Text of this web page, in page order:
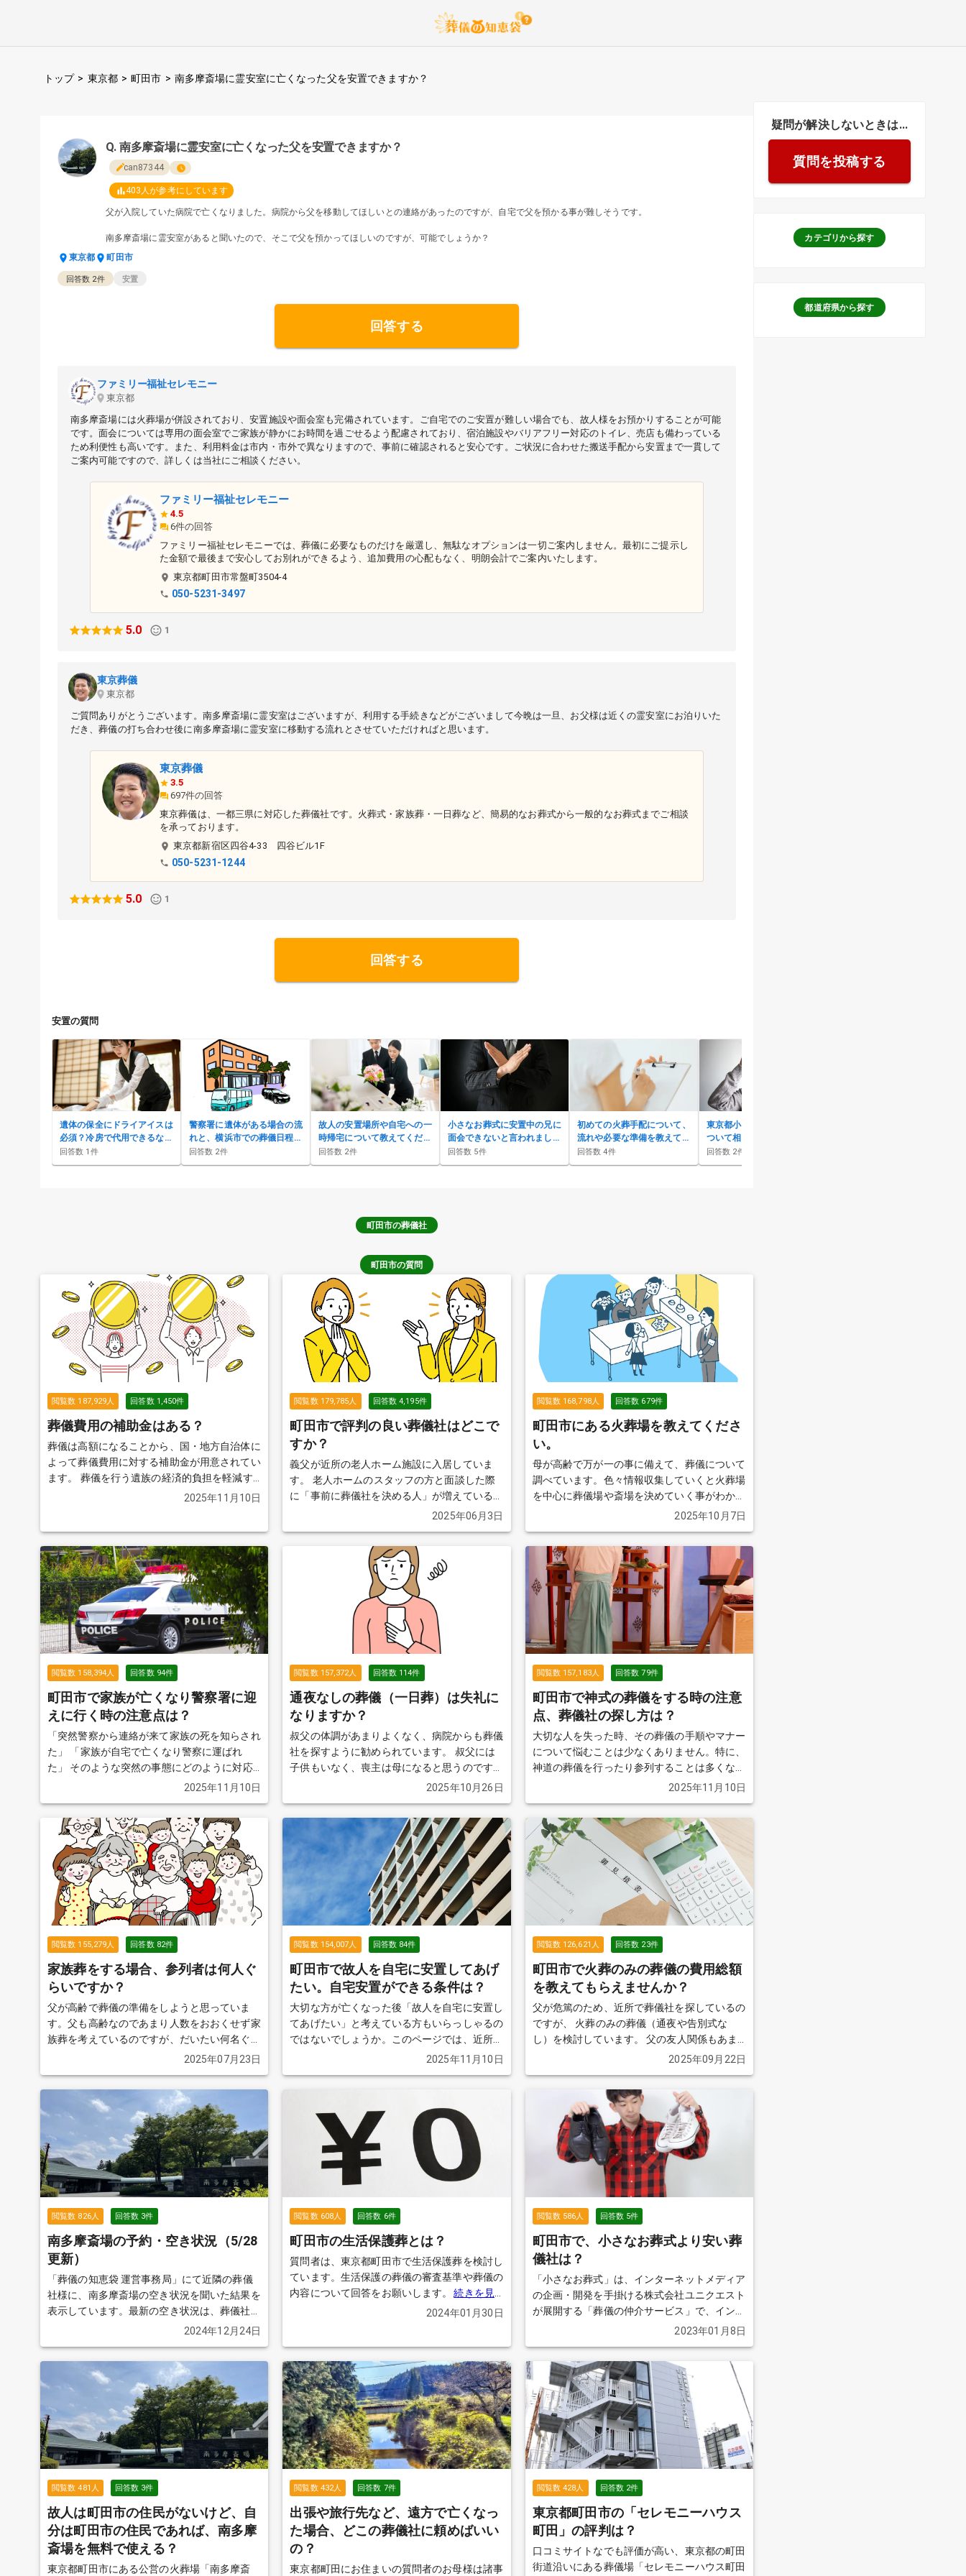
トップ > 東京都 > 町田市 > 南多摩斎場に霊安室に亡くなった父を安置できますか？
南多摩斎場に霊安室に亡くなった父を安置できますか？
can87344
403 人が参考にしています
父が入院していた病院で亡くなりました。病院から父を移動してほしいとの連絡があったのですが、自宅で父を預かる事が難しそうです。
南多摩斎場に霊安室があると聞いたので、そこで父を預かってほしいのですが、可能でしょうか？
東京都
町田市
回答数 2件 安置
回答する
ファミリー福祉セレモニー
東京都
南多摩斎場には火葬場が併設されており、安置施設や面会室も完備されています。ご自宅でのご安置が難しい場合でも、故人様をお預かりすることが可能
です。面会については専用の面会室でご家族が静かにお時間を過ごせるよう配慮されており、宿泊施設やバリアフリー対応のトイレ、売店も備わっている
ため利便性も高いです。また、利用料金は市内・市外で異なりますので、事前に確認されると安心です。ご状況に合わせた搬送手配から安置まで一貫して
ご案内可能ですので、詳しくは当社にご相談ください。
ファミリー福祉セレモニー
4.5
6件の回答
ファミリー福祉セレモニーでは、葬儀に必要なものだけを厳選し、無駄なオプションは一切ご案内しません。最初にご提示し
た金額で最後まで安心してお別れができるよう、追加費用の心配もなく、明朗会計でご案内いたします。
東京都町田市常盤町3504-4
050-5231-3497
5.0 1
東京葬儀
東京都
ご質問ありがとうございます。南多摩斎場に霊安室はございますが、利用する手続きなどがございまして今晩は一旦、お父様は近くの霊安室にお泊りいた
だき、葬儀の打ち合わせ後に南多摩斎場に霊安室に移動する流れとさせていただければと思います。
東京葬儀
3.5
697件の回答
東京葬儀は、一都三県に対応した葬儀社です。火葬式・家族葬・一日葬など、簡易的なお葬式から一般的なお葬式までご相談
を承っております。
東京都新宿区四谷4-33 四谷ビル1F
050-5231-1244
5.0 1
回答する
安置の質問
遺体の保全にドライアイスは
必須？冷房で代用できるなら
費用を抑えたいのですが…
回答数 1 件
警察署に遺体がある場合の流
れと、横浜市での葬儀日程・
面会について知りたい
回答数 2件
故人の安置場所や自宅への一
時帰宅について教えてくださ
い。
回答数 2件
小さなお葬式に安置中の兄に
面会できないと言われまし
た。
回答数 5件
初めての火葬手配について、
流れや必要な準備を教えてく
ださい。
回答数4件
東京都小平市の生活保護葬に
ついて相談です
回答数 2件
町田市の葬儀社
町田市の質問
閲覧数 187,929人 回答数 1,450件
葬儀費用の補助金はある？
葬儀は高額になることから、国・地方自治体に
よって葬儀費用に対する補助金が用意されてい
ます。 葬儀を行う遺族の経済的負担を軽減す
ることを目的としています。加入している保険
2025年11月10日
閲覧数 179,785人 回答数4,195件
町田市で評判の良い葬儀社はどこで
すか？
義父が近所の老人ホーム施設に入居していま
す。 老人ホームのスタッフの方と面談した際
に「事前に葬儀社を決める人」が増えていると
すが、近所の土地勘がなく困っております。
どなたか、良い葬儀社を2〜3社教えていただ
けませんでしょうか？続きを見る
2025年06月3日
閲覧数 168,798人 回答数 679件
町田市にある火葬場を教えてくださ
い。
母が高齢で万が一の事に備えて、葬儀について
調べています。色々情報収集していくと火葬場
を中心に葬儀場や斎場を決めていく事がわかり
2025年10月7日
閲覧数 158,394人 回答数 94件
町田市で家族が亡くなり警察署に迎
えに行く時の注意点は？
「突然警察から連絡が来て家族の死を知らされ
た」 「家族が自宅で亡くなり警察に運ばれ
た」 そのような突然の事態にどのように対応
したらいいのか分からないという方がおおいの
てご紹介します。続きを見る
2025年11月10日
閲覧数 157,372人 回答数 114件
通夜なしの葬儀（一日葬）は失礼に
なりますか？
叔父の体調があまりよくなく、病院からも葬儀
社を探すように勧められています。 叔父には
子供もいなく、喪主は母になると思うのです
が、あまり調べるのが得意ではないので、娘で
が、母の要望です。 ただ、費用的には精神的
には2日間葬儀をするのはちょっと...という感
じなので、一日葬（通夜なしの葬儀）を考えて
名はいかないと思うのですが、通夜をしないと
失礼になっていまうのでしょうか？続きを見
る
2025年10月26日
閲覧数 157,183人 回答数79件
町田市で神式の葬儀をする時の注意
点、葬儀社の探し方は？
大切な人を失った時、その葬儀の手順やマナー
について悩むことは少なくありません。特に、
神道の葬儀を行ったり参列することは多くな
く、初めて経験する方には戸惑うことも多いで
きを見る
2025年11月10日
閲覧数 155,279人 回答数 82件
家族葬をする場合、参列者は何人ぐ
らいですか？
父が高齢で葬儀の準備をしようと思っていま
す。父も高齢なのであまり人数をおおくせず家
族葬を考えているのですが、だいたい何名ぐら
続きを見る
2025年07月23日
閲覧数 154,007人 回答数 84件
町田市で故人を自宅に安置してあげ
たい。自宅安置ができる条件は？
大切な方が亡くなった後「故人を自宅に安置し
てあげたい」と考えている方もいらっしゃるの
ではないでしょうか。このページでは、近所で
自宅安置ができるかどうかの基準、必要な準備
2025年11月10日
閲覧数 126,621 人 回答数 23件
町田市で火葬のみの葬儀の費用総額
を教えてもらえませんか？
父が危篤のため、近所で葬儀社を探しているの
ですが、 火葬のみの葬儀（通夜や告別式な
し）を検討しています。 父の友人関係もあま
り分からず、私自身も小さい子供がいて出費が
と表示されていた葬儀社を見つけ、見積もりを
依頼したのですが、 実際には総額で35万円ほ
どになりました。 担当者に確認したところ、
火葬場の料金やその他の費用は別途必要になる
とのことで、 結局は思っていたよりも高額に
なってしまい、正直納得がいっていません。
もちろん76,000円だけでできないことは理解
しましたが、 最終的にかかる総額を含め、で
ます。 近所で火葬のみを行った場合の費用総
額の相場や、 実際に利用して良かった葬儀社
があれば教えていただきたいです。 皆さまの
おすすめをぜひ伺いたいです。続きを見る
2025年09月22日
閲覧数 826人 回答数 3件
南多摩斎場の予約・空き状況（5/28
更新）
「葬儀の知恵袋 運営事務局」にて近隣の葬儀
社様に、南多摩斎場の空き状況を聞いた結果を
表示しています。最新の空き状況は、葬儀社様
続きを見る
2024年12月24日
閲覧数 608人 回答数 6件
町田市の生活保護葬とは？
質問者は、東京都町田市で生活保護葬を検討し
ています。生活保護の葬儀の審査基準や葬儀の
内容について回答をお願いします。
続きを見
2024年01月30日
閲覧数 586人 回答数 5件
町田市で、小さなお葬式より安い葬
儀社は？
「小さなお葬式」は、インターネットメディア
の企画・開発を手掛ける株式会社ユニクエスト
が展開する「葬儀の仲介サービス」で、インタ
ーネットを中心に集客と受注に特化し、受注後
いる小さなお葬式ですが、小さなお葬式より安
い葬儀社はあるのでしょうか？ 今回は、町田
市で安い葬儀社をさがしている質問者からの質
問を紹介します。続きを見る
2023年01月8日
閲覧数481 人 回答数 3件
故人は町田市の住民がないけど、自
分は町田市の住民であれば、南多摩
斎場を無料で使える？
東京都町田市にある公営の火葬場「南多摩斎
閲覧数 432人 回答数 7件
出張や旅行先など、遠方で亡くなっ
た場合、どこの葬儀社に頼めばいい
の？
東京都町田にお住まいの質問者のお母様は諸事
閲覧数428人 回答数 2件
東京都町田市の「セレモニーハウス
町田」の評判は？
口コミサイトなでも評価が高い、東京都の町田
街道沿いにある葬儀場「セレモニーハウス町田
疑問が解決しないときは...
質問を投稿する
カテゴリから探す
都道府県から探す